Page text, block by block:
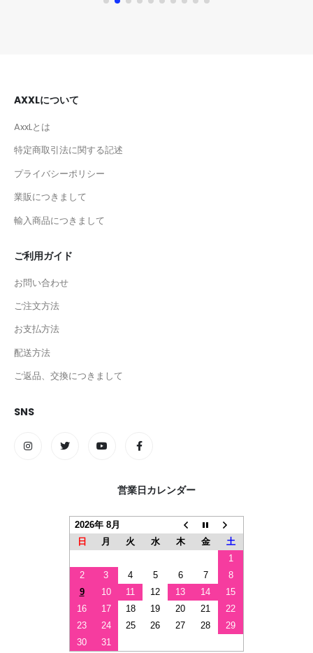
AXXLについて
AxxLとは
特定商取引法に関する記述
プライバシーポリシー
業販につきまして
輸入商品につきまして
ご利用ガイド
お問い合わせ
ご注文方法
お支払方法
配送方法
ご返品、交換につきまして
SNS
営業日カレンダー
2026年 8月
日
月 火 水 木 金
土
1
2
3 4 5 6 7
8
9
10 11 12 13 14
15
16
17 18 19 20 21
22
23
24 25 26 27 28
29
30
31